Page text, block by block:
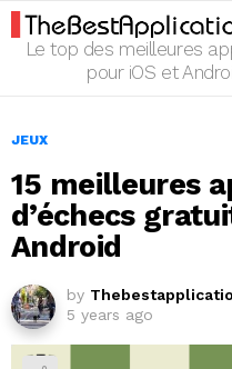
Le top des meilleures
pour iOS et
JEUX
15 meilleures
d’échecs
Android
by
5 years ago